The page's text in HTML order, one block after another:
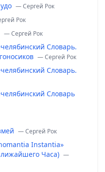
— Сергей Рок
Рок
— Сергей Рок
Словарь.
— Сергей Рок
Словарь.
Словарь
— Сергей Рок
Instantia»
Часа) —